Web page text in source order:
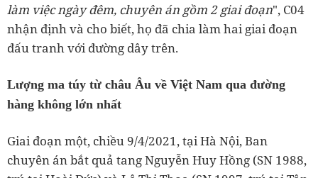
làm việc ngày đêm, chuyên án gồm 2 giai đoạn", C04
nhận định và cho biết, họ đã chia làm hai giai đoạn
đấu tranh với đường dây trên.
Lượng ma túy từ châu Âu về Việt Nam qua đường
hàng không lớn nhất
Giai đoạn một, chiều 9/4/2021, tại Hà Nội, Ban
chuyên án bắt quả tang Nguyễn Huy Hồng (SN 1988,